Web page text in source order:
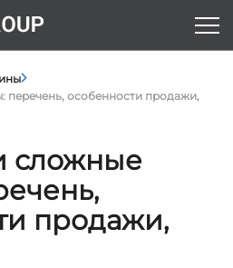
перечень, особенности продажи,
сложные
продажи,